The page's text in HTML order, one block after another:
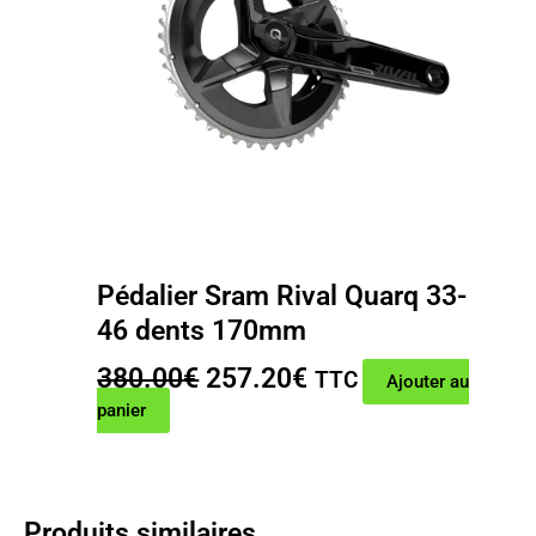
Pédalier Sram Rival Quarq 33-
46 dents 170mm
380.00€ Le
380.00€.
257.20€ Le
TTC
Ajouter au
panier